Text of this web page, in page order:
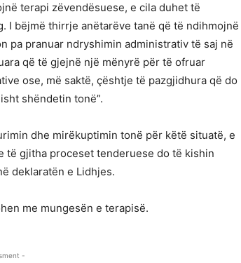
terapi zëvendësuese, e cila duhet të
I bëjmë thirrje anëtarëve tanë që të ndihmojnë
pa pranuar ndryshimin administrativ të saj në
që të gjejnë një mënyrë për të ofruar
ose, më saktë, çështje të pazgjidhura që do
shëndetin tonë”.
dhe mirëkuptimin tonë për këtë situatë, e
të gjitha proceset tenderuese do të kishin
deklaratën e Lidhjes.
me mungesën e terapisë.
-